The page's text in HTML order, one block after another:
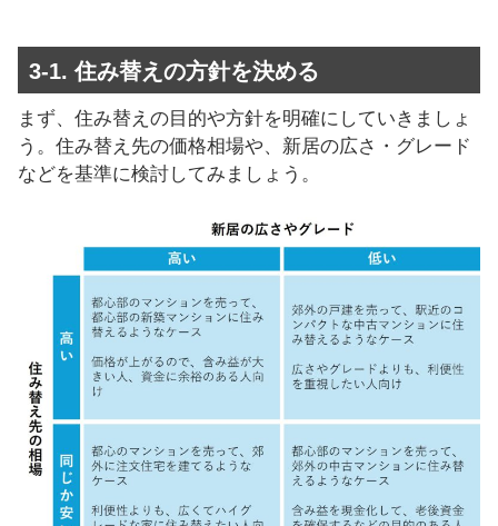
3-1. 住み替えの方針を決める
まず、住み替えの目的や方針を明確にしていきましょ
う。住み替え先の価格相場や、新居の広さ・グレード
などを基準に検討してみましょう。